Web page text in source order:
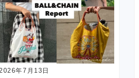
2026年7月13日